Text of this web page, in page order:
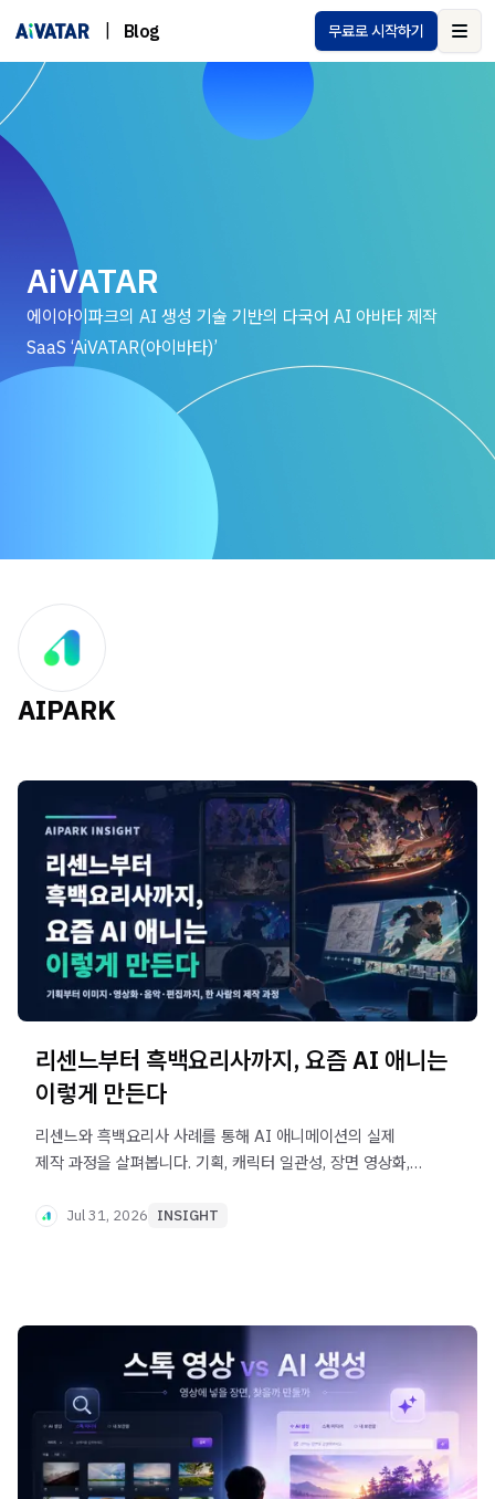
Blog 무료로 시작하기
AiVATAR
에이아이파크의 AI 생성 기술 기반의 다국어 AI 아바타 제작
SaaS ‘AiVATAR(아이바타)’
AIPARK
리센느부터 흑백요리사까지, 요즘 AI 애니는
이렇게 만든다
리센느와 흑백요리사 사례를 통해 AI 애니메이션의 실제
제작 과정을 살펴봅니다. 기획, 캐릭터 일관성, 장면 영상화,
지휘하게 된 변화를 정리했습니다.
Jul 31, 2026 INSIGHT